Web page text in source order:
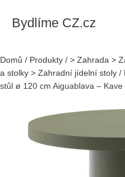
Bydlíme CZ.cz
Domů / Produkty / > Zahrada >
a stolky > Zahradní jídelní stoly /
stůl ø 120 cm Aiguablava – Kave